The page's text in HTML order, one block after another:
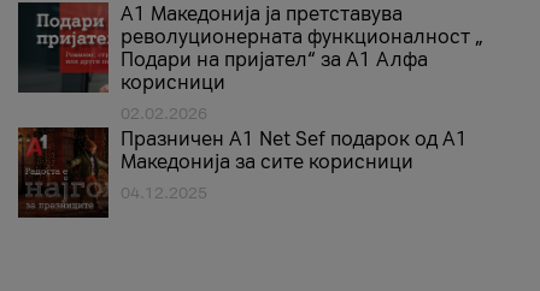
А1 Македонија ја претставува
револуционерната функционалност „
Подари на пријател“ за А1 Алфа
корисници
02.02.2026
Празничен A1 Net Sеf подарок од А1
Македонија за сите корисници
04.12.2025